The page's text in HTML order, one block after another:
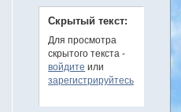
Скрытый текст:
Для просмотра
скрытого текста -
войдите или
зарегистрируйтесь